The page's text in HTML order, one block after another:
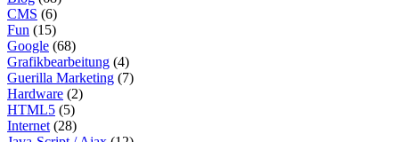
CMS (6)
Fun (15)
Google (68)
Grafikbearbeitung (4)
Guerilla Marketing (7)
Hardware (2)
HTML5 (5)
Internet (28)